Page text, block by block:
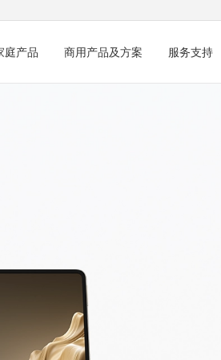
庭产品 商用产品及方案 服务支持